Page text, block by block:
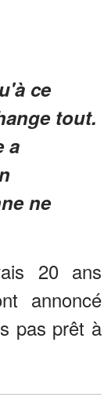
ce
tout.
a
ne
20 ans
annoncé
pas prêt à